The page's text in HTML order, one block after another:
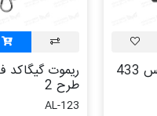
ریموت گیگاکد فرکانس 433
طرح 2
AL-123